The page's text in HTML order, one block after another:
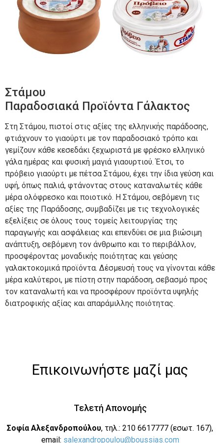
Στάμου
Παραδοσιακά Προϊόντα Γάλακτος
Στη Στάμου, πιστοί στις αξίες της ελληνικής παράδοσης,
φτιάχνουν το γιαούρτι με τον παραδοσιακό τρόπο και
γεμίζουν κάθε κεσεδάκι ξεχωριστά με φρέσκο ελληνικό
γάλα ημέρας και φυσική μαγιά γιαουρτιού. Έτσι, το
πρόβειο γιαούρτι με πέτσα Στάμου, έχει την ίδια γεύση και
υφή, όπως παλιά, φτάνοντας στους καταναλωτές κάθε
μέρα ολόφρεσκο και ποιοτικό. Η Στάμου, σεβόμενη τις
αξίες της Παράδοσης, συμβαδίζει με τις τεχνολογικές
εξελίξεις σε όλους τους τομείς λειτουργίας της
παραγωγής και ασφάλειας και επενδύει σε μια βιώσιμη
ανάπτυξη, σεβόμενη τον άνθρωπο και το περιβάλλον,
προσφέροντας μοναδικής ποιότητας και γεύσης
γαλακτοκομικά προϊόντα. Δέσμευσή τους να γίνονται κάθε
μέρα καλύτεροι, με πίστη στην παράδοση, σεβασμό προς
τον καταναλωτή και να προσφέρουν προϊόντα υψηλής
διατροφικής αξίας και απαράμιλλης ποιότητας.
Επικοινωνήστε μαζί μας
Τελετή Απονομής
Σοφία Αλεξανδροπούλου, τηλ.: 210 6617777 (εσωτ. 167),
email: salexandropoulou@boussias.com